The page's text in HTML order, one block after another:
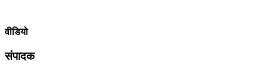
वीडियो
संपादक